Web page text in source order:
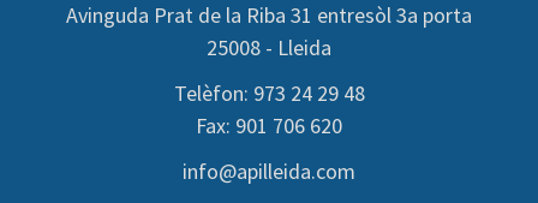
Avinguda Prat de la Riba 31 entresòl 3a porta
25008 - Lleida
Telèfon: 973 24 29 48
Fax: 901 706 620
info@apilleida.com